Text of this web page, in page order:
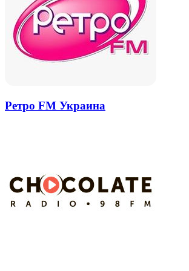
Ретро FM Украина